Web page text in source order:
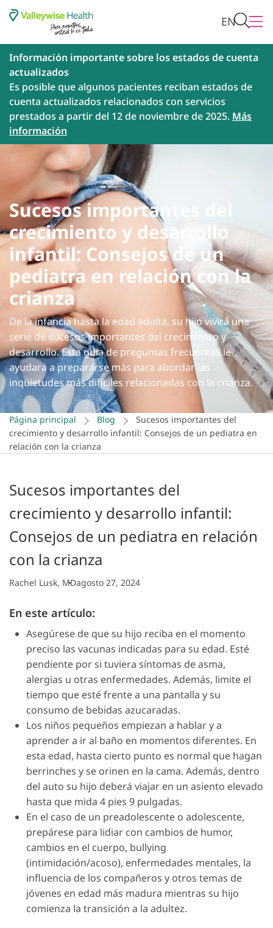
EN
Información importante sobre los estados de cuenta
actualizados
Es posible que algunos pacientes reciban estados de
cuenta actualizados relacionados con servicios
prestados a partir del 12 de noviembre de 2025. Más
información
Sucesos importantes del
crecimiento y desarrollo
infantil: Consejos de un
pediatra en relación con la
crianza
De la infancia hasta la edad adulta, su hijo vivirá una
serie de sucesos importantes del crecimiento y
desarrollo. Esta guía de preguntas frecuentes le
ayudará a prepararse más para abordar las
inquietudes más difíciles relacionadas con la crianza.
Página principal Blog
Sucesos importantes del
crecimiento y desarrollo infantil: Consejos de un pediatra en
relación con la crianza
Sucesos importantes del
crecimiento y desarrollo infantil:
Consejos de un pediatra en relación
con la crianza
Rachel Lusk, MDagosto 27, 2024
En este artículo:
Asegúrese de que su hijo reciba en el momento
preciso las vacunas indicadas para su edad. Esté
pendiente por si tuviera síntomas de asma,
alergias u otras enfermedades. Además, limite el
tiempo que esté frente a una pantalla y su
consumo de bebidas azucaradas.
Los niños pequeños empiezan a hablar y a
aprender a ir al baño en momentos diferentes. En
esta edad, hasta cierto punto es normal que hagan
berrinches y se orinen en la cama. Además, dentro
del auto su hijo deberá viajar en un asiento elevado
hasta que mida 4 pies 9 pulgadas.
En el caso de un preadolescente o adolescente,
prepárese para lidiar con cambios de humor,
cambios en el cuerpo, bullying
(intimidación/acoso), enfermedades mentales, la
influencia de los compañeros y otros temas de
jóvenes en edad más madura mientras su hijo
comienza la transición a la adultez.